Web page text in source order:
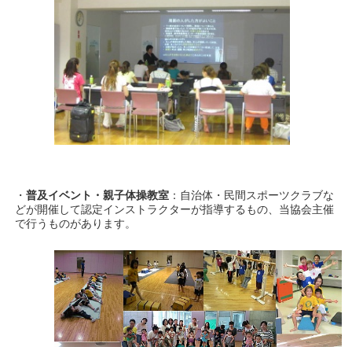
・普及イベント・親子体操教室 ：自治体・民間スポーツクラブな
どが開催して認定インストラクターが指導するもの、当協会主催
で行うものがあります。